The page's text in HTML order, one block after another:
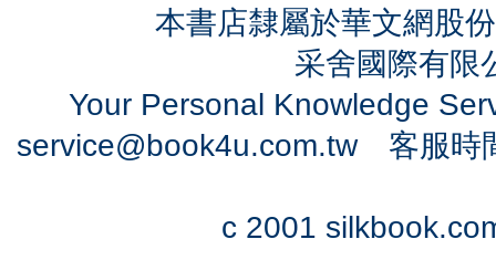
本書店隸屬於華文網股
采舍國際有
Your Personal Knowledge
service@book4u.com.tw客服時
c 2001